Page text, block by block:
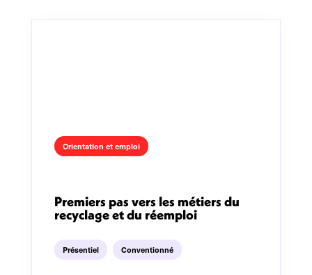
Orientation et emploi
Premiers pas vers les métiers du
recyclage et du réemploi
Présentiel Conventionné